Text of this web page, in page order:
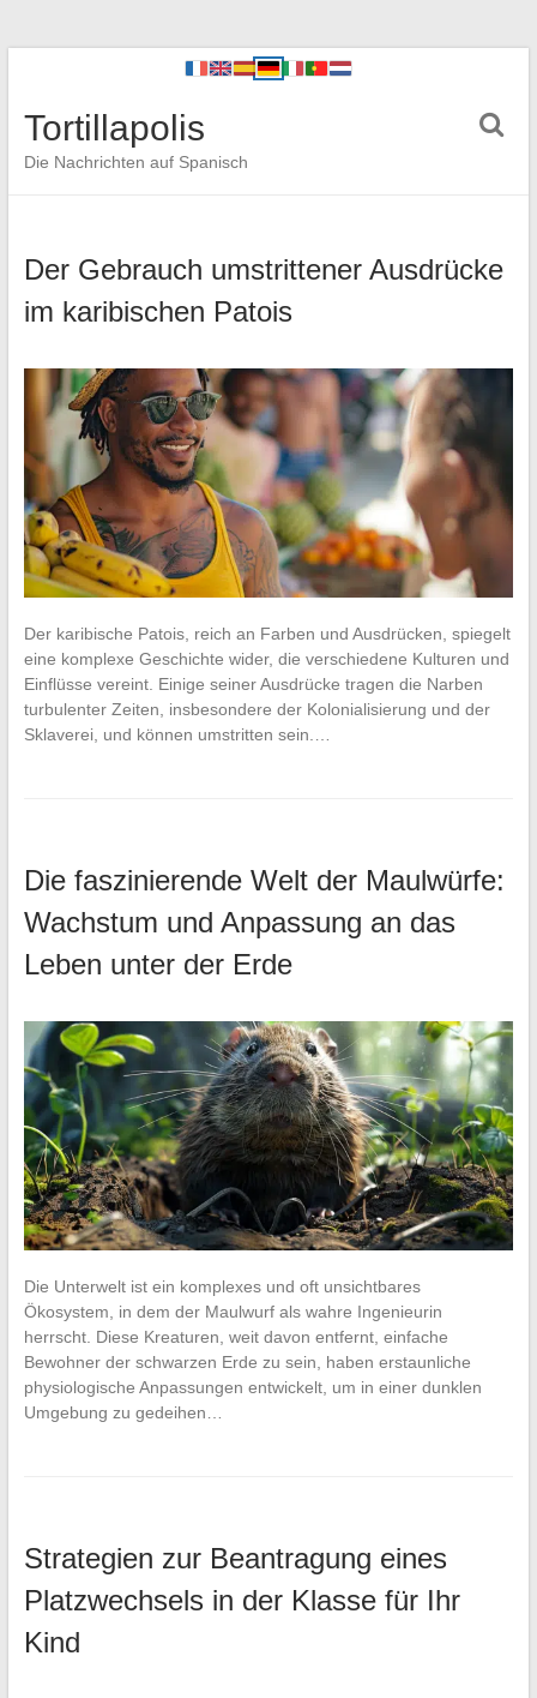
Tortillapolis
Die Nachrichten auf Spanisch
Der Gebrauch umstrittener Ausdrücke
im karibischen Patois
Der karibische Patois, reich an Farben und Ausdrücken, spiegelt
eine komplexe Geschichte wider, die verschiedene Kulturen und
Einflüsse vereint. Einige seiner Ausdrücke tragen die Narben
turbulenter Zeiten, insbesondere der Kolonialisierung und der
Sklaverei, und können umstritten sein.…
Die faszinierende Welt der Maulwürfe:
Wachstum und Anpassung an das
Leben unter der Erde
Die Unterwelt ist ein komplexes und oft unsichtbares
Ökosystem, in dem der Maulwurf als wahre Ingenieurin
herrscht. Diese Kreaturen, weit davon entfernt, einfache
Bewohner der schwarzen Erde zu sein, haben erstaunliche
physiologische Anpassungen entwickelt, um in einer dunklen
Umgebung zu gedeihen…
Strategien zur Beantragung eines
Platzwechsels in der Klasse für Ihr
Kind